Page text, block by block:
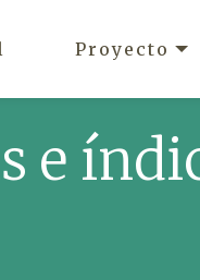
Proyecto
e